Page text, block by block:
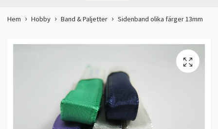
Hem Hobby Band & Paljetter Sidenband olika färger 13mm